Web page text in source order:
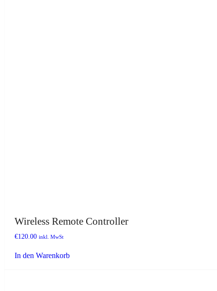
Wireless Remote Controller
€120.00 inkl. MwSt
In den Warenkorb